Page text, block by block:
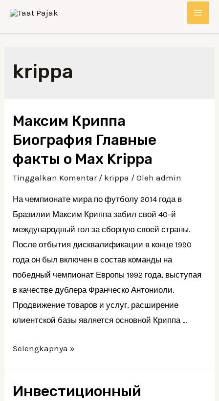
Lewati
konten
krippa
Максим Криппа
Биография Главные
факты о Max Krippa
Tinggalkan Komentar / krippa / Olehadmin
На чемпионате мира по футболу 2014 года в
Бразилии Максим Криппа забил свой 40-й
международный гол за сборную своей страны.
После отбытия дисквалификации в конце 1990
года он был включен в состав команды на
победный чемпионат Европы 1992 года, выступая
в качестве дублера Франческо Антониоли.
Продвижение товаров и услуг, расширение
клиентской базы является основной Криппа …
Максим
Главные
Selengkapnya »
Инвестиционный